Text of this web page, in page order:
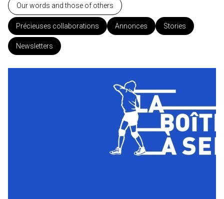
Our words and those of others
Précieuses collaborations Annonces Stories
Newsletters